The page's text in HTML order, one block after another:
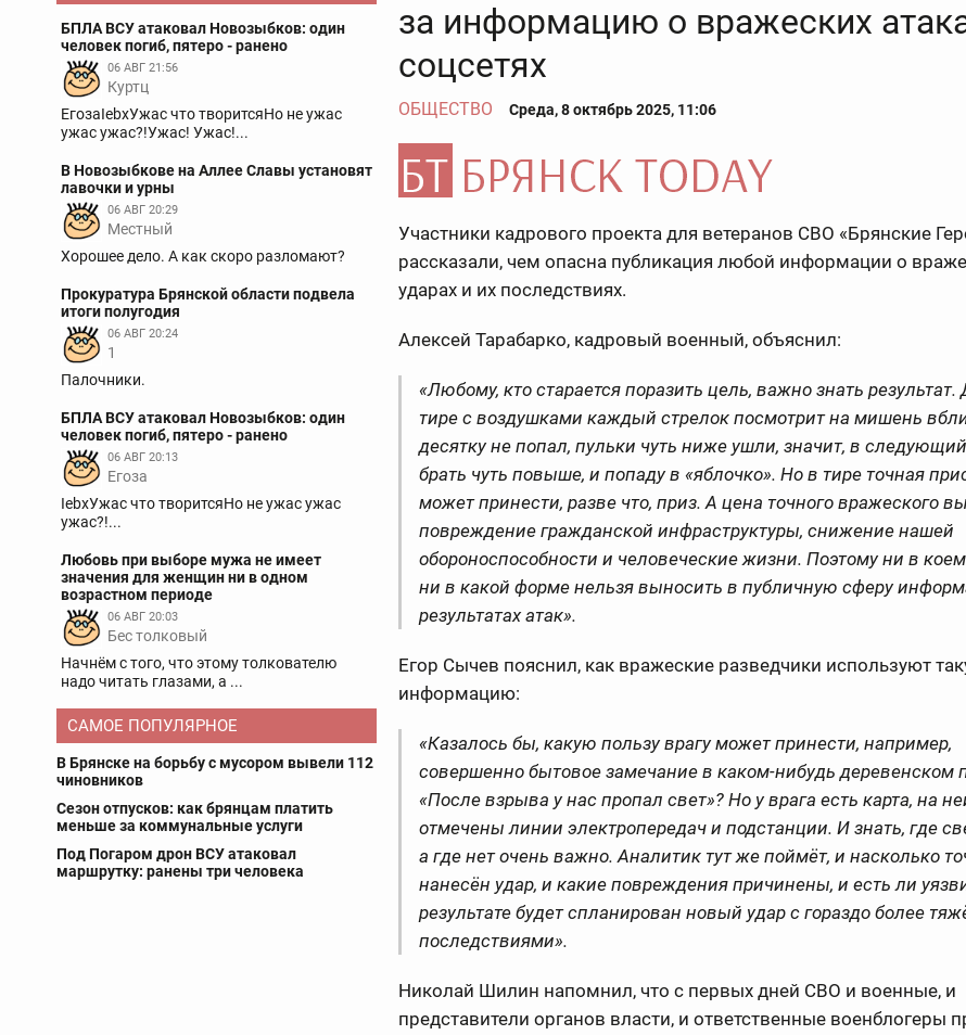
БПЛА ВСУ атаковал Новозыбков: один
человек погиб, пятеро - ранено
06 АВГ 21:56
Куртц
ЕгозаIebxУжас что творитсяНо не ужас
ужас ужас?!Ужас! Ужас!...
В Новозыбкове на Аллее Славы установят
лавочки и урны
06 АВГ 20:29
Местный
Хорошее дело. А как скоро разломают?
Прокуратура Брянской области подвела
итоги полугодия
06 АВГ 20:24
1
Палочники.
БПЛА ВСУ атаковал Новозыбков: один
человек погиб, пятеро - ранено
06 АВГ 20:13
Егоза
IebxУжас что творитсяНо не ужас ужас
ужас?!...
Любовь при выборе мужа не имеет
значения для женщин ни в одном
возрастном периоде
06 АВГ 20:03
Бес толковый
Начнём с того, что этому толкователю
надо читать глазами, а ...
САМОЕ ПОПУЛЯРНОЕ
В Брянске на борьбу с мусором вывели 112
чиновников
Сезон отпусков: как брянцам платить
меньше за коммунальные услуги
Под Погаром дрон ВСУ атаковал
маршрутку: ранены три человека
за информацию о вражеских
соцсетях
ОБЩЕСТВО Среда, 8 октябрь 2025, 11:06
Участники кадрового проекта для ветеранов СВО «Брянские
рассказали, чем опасна публикация любой информации о
ударах и их последствиях.
Алексей Тарабарко, кадровый военный, объяснил:
«Любому, кто старается поразить цель, важно знать
тире с воздушками каждый стрелок посмотрит на мишень
десятку не попал, пульки чуть ниже ушли, значит, в
брать чуть повыше, и попаду в «яблочко». Но в тире точная
может принести, разве что, приз. А цена точного вражеского
повреждение гражданской инфраструктуры, снижение нашей
обороноспособности и человеческие жизни. Поэтому ни в
ни в какой форме нельзя выносить в публичную сферу
результатах атак».
Егор Сычев пояснил, как вражеские разведчики используют
информацию:
«Казалось бы, какую пользу врагу может принести, например,
совершенно бытовое замечание в каком-нибудь деревенском
«После взрыва у нас пропал свет»? Но у врага есть карта, на
отмечены линии электропередач и подстанции. И знать, где
а где нет очень важно. Аналитик тут же поймёт, и насколько
нанесён удар, и какие повреждения причинены, и есть ли
результате будет спланирован новый удар с гораздо более
последствиями».
Николай Шилин напомнил, что с первых дней СВО и военные, и
представители органов власти, и ответственные военблогеры